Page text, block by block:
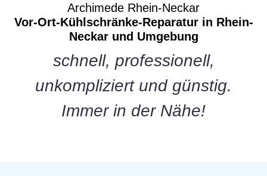
Archimede Rhein-Neckar
Vor-Ort-Kühlschränke-Reparatur in Rhein-
Neckar und Umgebung
schnell, professionell,
unkompliziert und günstig.
Immer in der Nähe!